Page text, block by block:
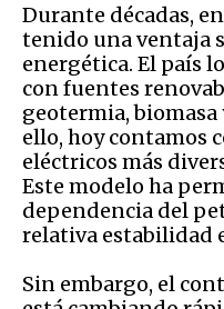
Durante décadas,
tenido una ventaja
energética. El país
con fuentes
geotermia, biomasa
ello, hoy contamos
eléctricos más
Este modelo ha
dependencia del
relativa estabilidad
Sin embargo, el